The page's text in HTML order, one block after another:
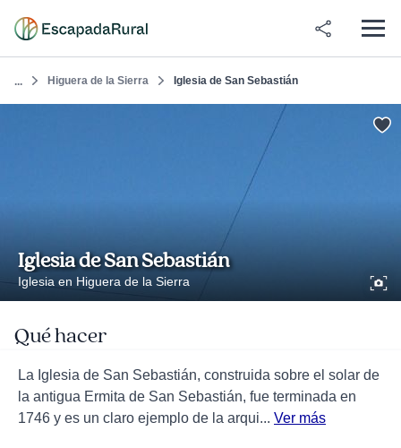
... Higuera de la Sierra Iglesia de San Sebastián
Iglesia de San Sebastián
Iglesia en Higuera de la Sierra
Qué hacer
La Iglesia de San Sebastián, construida sobre el solar de
la antigua Ermita de San Sebastián, fue terminada en
1746 y es un claro ejemplo de la arqui... Ver más